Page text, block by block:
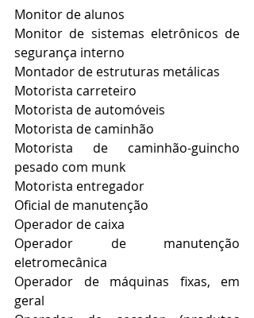
Monitor de alunos
Monitor de sistemas eletrônicos de
segurança interno
Montador de estruturas metálicas
Motorista carreteiro
Motorista de automóveis
Motorista de caminhão
Motorista de caminhão-guincho
pesado com munk
Motorista entregador
Oficial de manutenção
Operador de caixa
Operador de manutenção
eletromecânica
Operador de máquinas fixas, em
geral